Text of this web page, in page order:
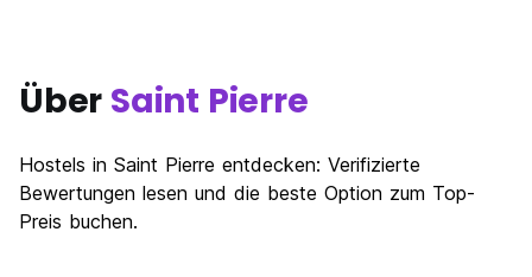
Über Saint Pierre
Hostels in Saint Pierre entdecken: Verifizierte
Bewertungen lesen und die beste Option zum Top-
Preis buchen.